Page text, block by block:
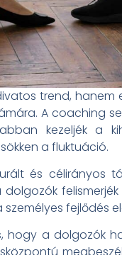
trend, hanem
A coaching
kezeljék a
a fluktuáció.
és célirányos
felismerjék
fejlődés
a dolgozók